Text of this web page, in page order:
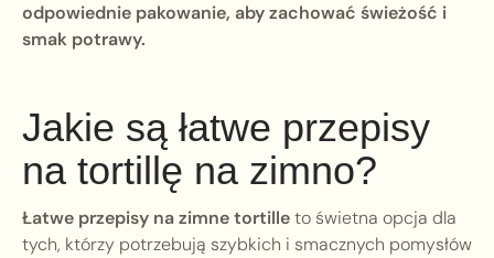
odpowiednie pakowanie, aby zachować świeżość i
smak potrawy.
Jakie są łatwe przepisy
na tortillę na zimno?
Łatwe przepisy na zimne tortilleto świetna opcja dla
tych, którzy potrzebują szybkich i smacznych pomysłów